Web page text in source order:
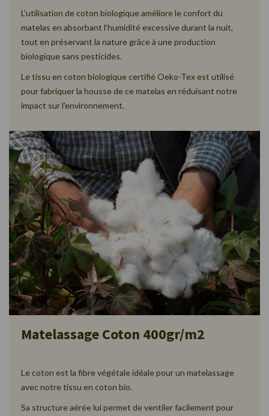
L'utilisation de coton biologique améliore le confort du
matelas en absorbant l'humidité excessive durant la nuit,
tout en préservant la nature grâce à une production
biologique sans pesticides.
Le tissu en coton biologique certifié Oeko-Tex est utilisé
pour fabriquer la housse de ce matelas en réduisant notre
impact sur l'environnement.
Matelassage Coton 400gr/m2
Le coton est la fibre végétale idéale pour un matelassage
avec notre tissu en coton bio.
Sa structure aérée lui permet de ventiler facilement pour